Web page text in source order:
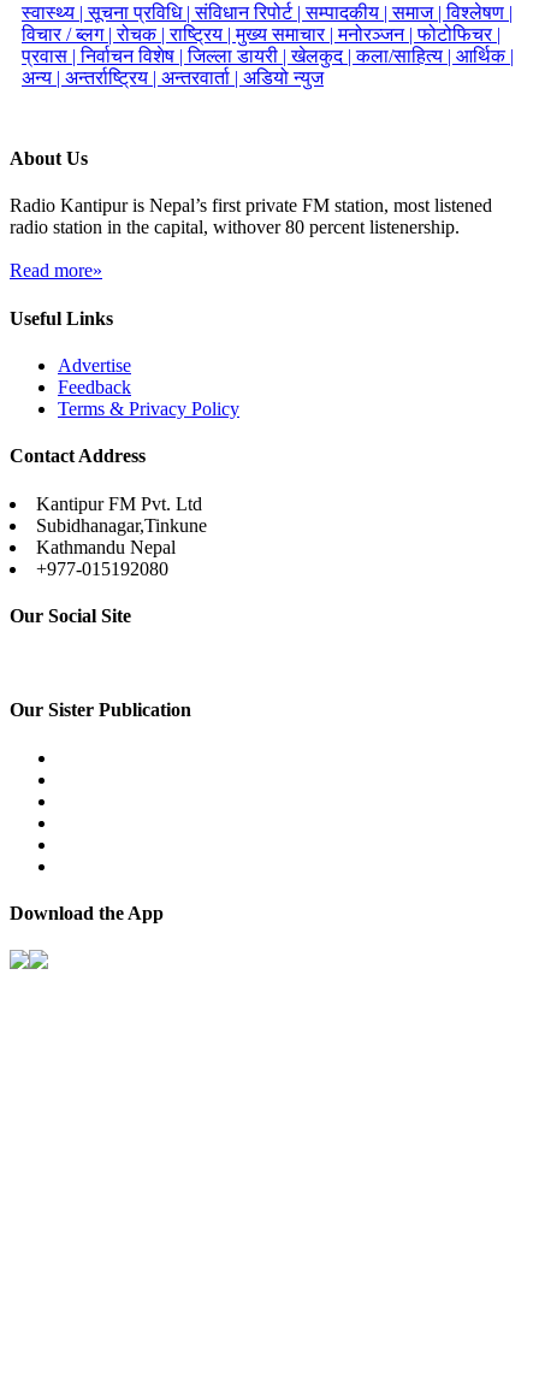
स्वास्थ्य |सूचना प्रविधि |संविधान रिपोर्ट |सम्पादकीय |समाज |विश्लेषण |
विचार / ब्लग |रोचक |राष्ट्रिय |मुख्य समाचार |मनोरञ्जन |फोटोफिचर |
प्रवास |निर्वाचन विशेष |जिल्ला डायरी |खेलकुद |कला/साहित्य | आर्थिक |
अन्य | अन्तर्राष्ट्रिय | अन्तरवार्ता | अडियो न्युज
About Us
Radio Kantipur is Nepal’s first private FM station, most listened
radio station in the capital, withover 80 percent listenership.
Read more»
Useful Links
Advertise
Feedback
Terms & Privacy Policy
Contact Address
Kantipur FM Pvt. Ltd
Subidhanagar,Tinkune
Kathmandu Nepal
+977-015192080
Our Social Site
Our Sister Publication
Download the App